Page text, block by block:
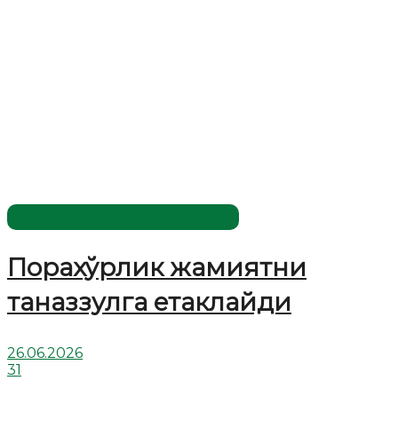
Порахўрлик жамиятни
таназзулга етаклайди
26.06.2026
31